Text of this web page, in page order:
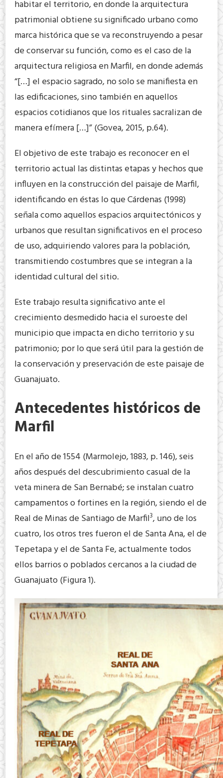
habitar el territorio, en donde la arquitectura
patrimonial obtiene su significado urbano como
marca histórica que se va reconstruyendo a pesar
de conservar su función, como es el caso de la
arquitectura religiosa en Marfil, en donde además
“[…] el espacio sagrado, no solo se manifiesta en
las edificaciones, sino también en aquellos
espacios cotidianos que los rituales sacralizan de
manera efímera […]” (Govea, 2015, p.64).
El objetivo de este trabajo es reconocer en el
territorio actual las distintas etapas y hechos que
influyen en la construcción del paisaje de Marfil,
identificando en éstas lo que Cárdenas (1998)
señala como aquellos espacios arquitectónicos y
urbanos que resultan significativos en el proceso
de uso, adquiriendo valores para la población,
transmitiendo costumbres que se integran a la
identidad cultural del sitio.
Este trabajo resulta significativo ante el
crecimiento desmedido hacia el suroeste del
municipio que impacta en dicho territorio y su
patrimonio; por lo que será útil para la gestión de
la conservación y preservación de este paisaje de
Guanajuato.
Antecedentes históricos de
Marfil
En el año de 1554 (Marmolejo, 1883, p. 146), seis
años después del descubrimiento casual de la
veta minera de San Bernabé; se instalan cuatro
campamentos o fortines en la región, siendo el de
Real de Minas de Santiago de Marfil3, uno de los
cuatro, los otros tres fueron el de Santa Ana, el de
Tepetapa y el de Santa Fe, actualmente todos
ellos barrios o poblados cercanos a la ciudad de
Guanajuato (Figura 1).